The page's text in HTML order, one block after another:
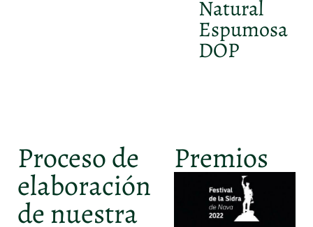
Natural
Espumosa
DOP
Proceso de
elaboración
de nuestra
Premios